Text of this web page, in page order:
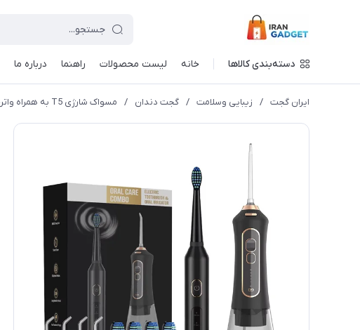
دسته‌بندی کالاها خانه لیست محصولات راهنما درباره ما
ایران گجت / زیبایی وسلامت / گجت دندان / مسواک شارژی T5 به همراه واترجت F6 پمپ کمبو